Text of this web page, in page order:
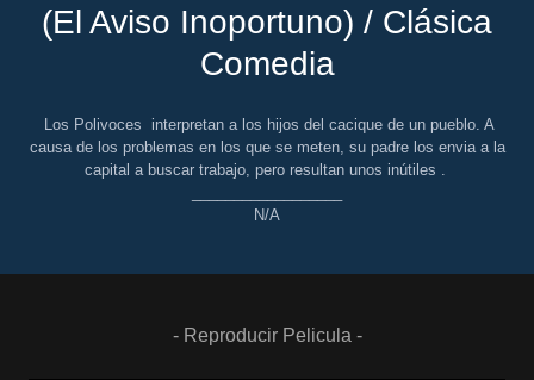
(El Aviso Inoportuno) / Clásica
Comedia
Los Polivoces interpretan a los hijos del cacique de un pueblo. A
causa de los problemas en los que se meten, su padre los envia a la
capital a buscar trabajo, pero resultan unos inútiles .
N/A
- Reproducir Pelicula -